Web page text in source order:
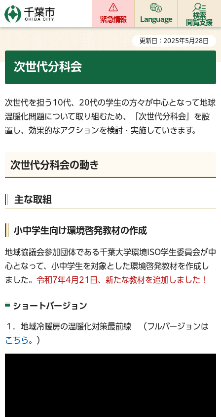
緊急情報 Language
検索
閲覧支援
更新日：2025年5月28日
次世代分科会
次世代を担う10代、20代の学生の方々が中心となって地球
温暖化問題について取り組むため、「次世代分科会」を設
置し、効果的なアクションを検討・実施していきます。
次世代分科会の動き
主な取組
小中学生向け環境啓発教材の作成
地域協議会参加団体である千葉大学環境ISO学生委員会が中
心となって、小中学生を対象とした環境啓発教材を作成し
ました。 令和7年4月21日、新たな教材を追加しました！
ショートバージョン
１．地域冷暖房の温暖化対策最前線 （フルバージョンは
こちら。）